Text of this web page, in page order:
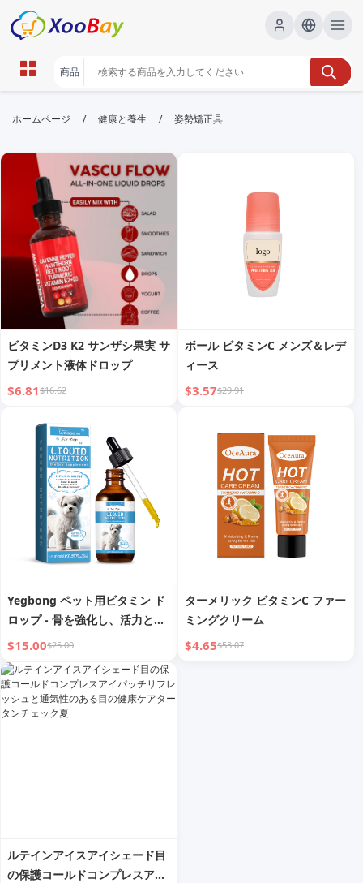
姿勢矯正具 | XOOBAY B2B/B2C
姿勢矯正具,姿勢改善,体幹サポート, wholesale 姿勢矯
正具, XOOBAY
姿勢矯正具は日常生活で姿勢を改善する着用型デバイスです。正しい姿
勢の習慣化をサポートし、肩こりや腰痛の予防・改善に役立ちます。快
適なフィット感と使い方のコツを紹介します。
ホームページ / 健康と養生 / 姿勢矯正具
ビタミンD3 K2 サンザシ果実 サ
プリメント液体ドロップ
$6.81$16.62
ボール ビタミンC メンズ＆レデ
ィース
$3.57$29.91
Yegbong ペット用ビタミン ド
ロップ - 骨を強化し、活力と免
疫力を高める
$15.00$25.00
ターメリック ビタミンC ファー
ミングクリーム
$4.65$53.07
ルテインアイスアイシェード目
の保護コールドコンプレスアイ